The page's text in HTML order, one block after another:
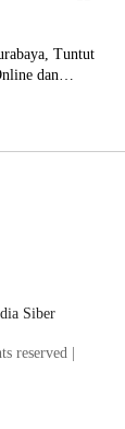
Tuntut
Siber
|